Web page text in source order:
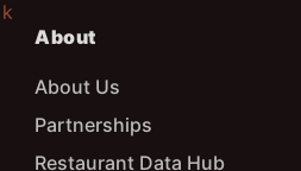
About
About Us
Partnerships
Restaurant Data Hub